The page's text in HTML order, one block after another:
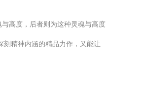
高度，后者则为这种灵魂与高度
刻精神内涵的精品力作，又能让